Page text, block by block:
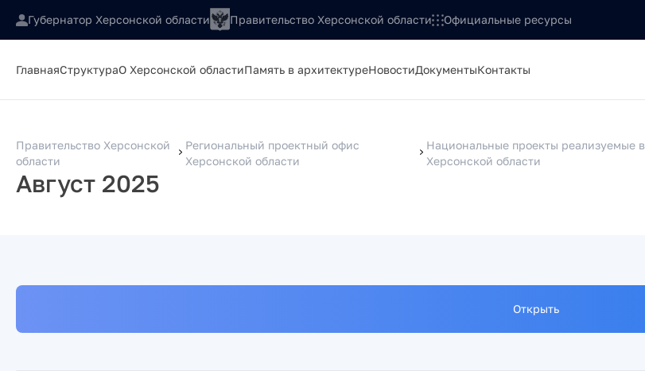
Губернатор Херсонской области Правительство Херсонской области Официальные ресурсы
ГлавнаяСтруктураО Херсонской областиПамять в архитектуреНовостиДокументыКонтакты
Правительство Херсонской
области
Региональный проектный офис
Херсонской области
Национальные проекты реализуемые в
Херсонской области
Август 2025
Открыть